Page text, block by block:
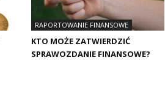
RAPORTOWANIE FINANSOWE
KTO MOŻE ZATWIERDZIĆ
SPRAWOZDANIE FINANSOWE?